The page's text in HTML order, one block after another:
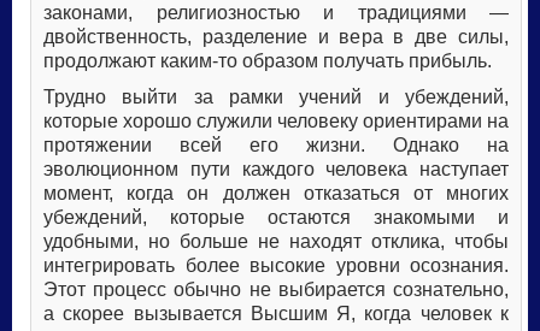
законами, религиозностью и традициями —
двойственность, разделение и вера в две силы,
продолжают каким-то образом получать прибыль.
Трудно выйти за рамки учений и убеждений,
которые хорошо служили человеку ориентирами на
протяжении всей его жизни. Однако на
эволюционном пути каждого человека наступает
момент, когда он должен отказаться от многих
убеждений, которые остаются знакомыми и
удобными, но больше не находят отклика, чтобы
интегрировать более высокие уровни осознания.
Этот процесс обычно не выбирается сознательно,
а скорее вызывается Высшим Я, когда человек к